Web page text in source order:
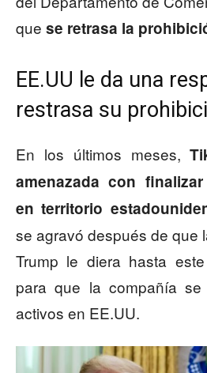
que se retrasa la
EE.UU le da una
restrasa su
En los últimos meses,
amenazada con
en territorio
se agravó después de que
Trump le diera hasta
para que la compañía
activos en EE.UU.